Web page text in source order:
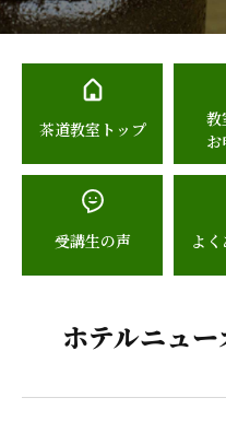
茶道教室トップ
教
受講生の声 よ
ホテルニュ